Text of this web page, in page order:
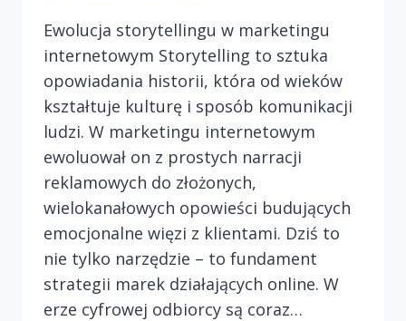
Ewolucja storytellingu w marketingu
internetowym Storytelling to sztuka
opowiadania historii, która od wieków
kształtuje kulturę i sposób komunikacji
ludzi. W marketingu internetowym
ewoluował on z prostych narracji
reklamowych do złożonych,
wielokanałowych opowieści budujących
emocjonalne więzi z klientami. Dziś to
nie tylko narzędzie – to fundament
strategii marek działających online. W
erze cyfrowej odbiorcy są coraz…